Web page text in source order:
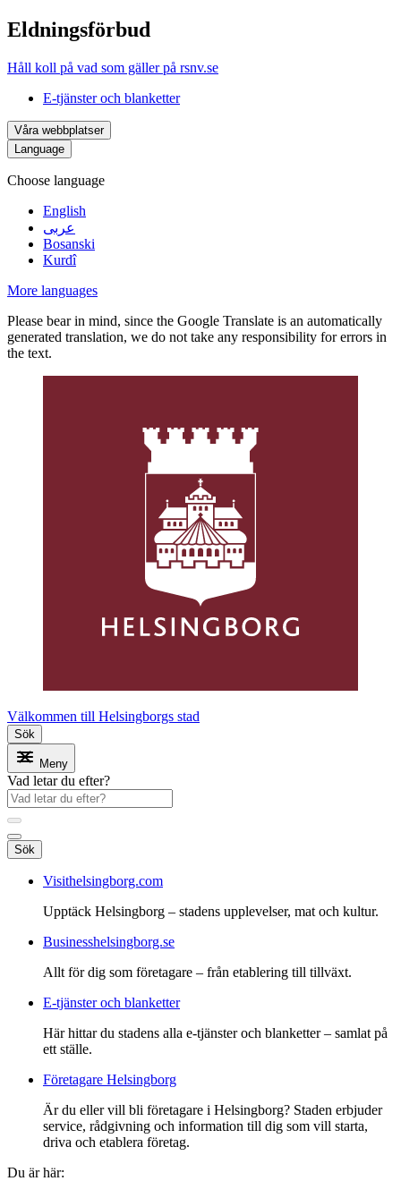
Eldningsförbud
Håll koll på vad som gäller på rsnv.se
E-tjänster och blanketter
Våra webbplatser
Language
Choose language
English
عربى
Bosanski
Kurdî
More languages
Please bear in mind, since the Google Translate is an automatically
generated translation, we do not take any responsibility for errors in
the text.
Välkommen till Helsingborgs stad
Sök
Meny
Vad letar du efter?
Sök
Visithelsingborg.com
Upptäck Helsingborg – stadens upplevelser, mat och kultur.
Businesshelsingborg.se
Allt för dig som företagare – från etablering till tillväxt.
E-tjänster och blanketter
Här hittar du stadens alla e-tjänster och blanketter – samlat på
ett ställe.
Företagare Helsingborg
Är du eller vill bli företagare i Helsingborg? Staden erbjuder
service, rådgivning och information till dig som vill starta,
driva och etablera företag.
Du är här: